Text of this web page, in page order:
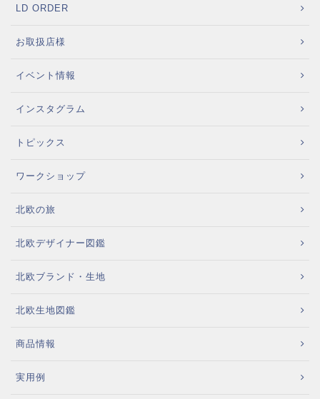
LD ORDER
お取扱店様
イベント情報
インスタグラム
トピックス
ワークショップ
北欧の旅
北欧デザイナー図鑑
北欧ブランド・生地
北欧生地図鑑
商品情報
実用例